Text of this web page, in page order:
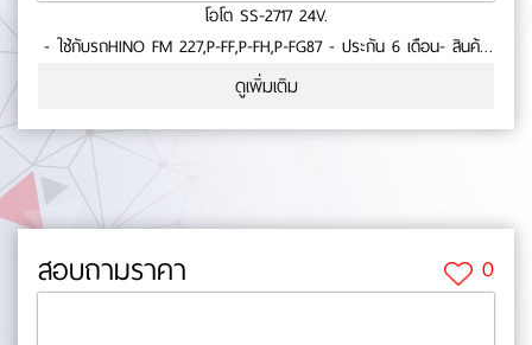
โอโต SS-2717 24V.
- ใช้กับรถHINO FM 227,P-FF,P-FH,P-FG87 - ประกัน 6 เดือน- สินค้า
คุณภาพ No.0-73-29
ดูเพิ่มเติม
สอบถามราคา 0